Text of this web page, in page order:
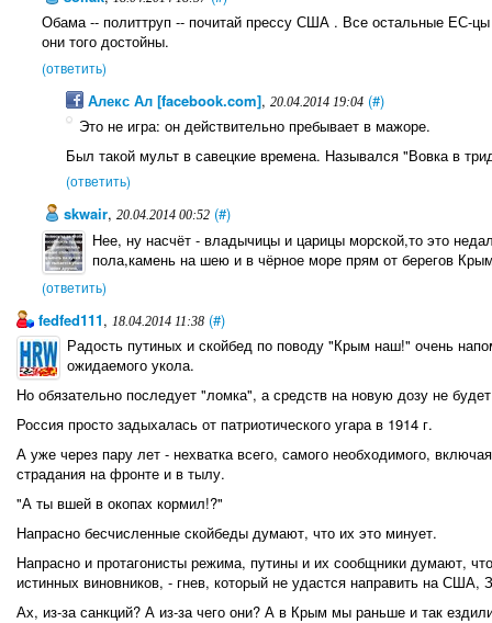
Обама -- политтруп -- почитай прессу США . Все остальные ЕС-
они того достойны.
(ответить)
Алекс Ал [facebook.com],20.04.2014 19:04 (#)
Это не игра: он действительно пребывает в мажоре.
Был такой мульт в савецкие времена. Назывался "Вовка в
(ответить)
skwair, 20.04.2014 00:52 (#)
Нее, ну насчёт - владычицы и царицы морской,то это
пола,камень на шею и в чёрное море прям от берегов
(ответить)
fedfed111, 18.04.2014 11:38 (#)
Радость путиных и скойбед по поводу "Крым наш!" очень
ожидаемого укола.
Но обязательно последует "ломка", а средств на новую дозу не
Россия просто задыхалась от патриотического угара в 1914 г.
А уже через пару лет - нехватка всего, самого необходимого,
страдания на фронте и в тылу.
"А ты вшей в окопах кормил!?"
Напрасно бесчисленные скойбеды думают, что их это минует.
Напрасно и протагонисты режима, путины и их сообщники думают,
истинных виновников, - гнев, который не удастся направить на США,
Ах, из-за санкций? А из-за чего они? А в Крым мы раньше и так